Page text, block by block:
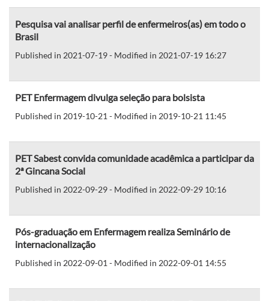
Pesquisa vai analisar perfil de enfermeiros(as) em todo o
Brasil
Published in 2021-07-19 - Modified in 2021-07-19 16:27
PET Enfermagem divulga seleção para bolsista
Published in 2019-10-21 - Modified in 2019-10-21 11:45
PET Sabest convida comunidade acadêmica a participar da
2ª Gincana Social
Published in 2022-09-29 - Modified in 2022-09-29 10:16
Pós-graduação em Enfermagem realiza Seminário de
internacionalização
Published in 2022-09-01 - Modified in 2022-09-01 14:55